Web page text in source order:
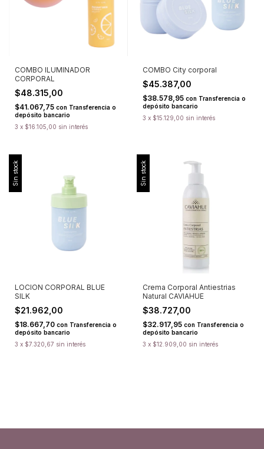
COMBO ILUMINADOR
CORPORAL
$48.315,00
$41.067,75 con Transferencia o
depósito bancario
3 x $16.105,00 sin interés
COMBO City corporal
$45.387,00
$38.578,95 con Transferencia o
depósito bancario
3 x $15.129,00 sin interés
Sin stock
LOCION CORPORAL BLUE
SILK
$21.962,00
$18.667,70 con Transferencia o
depósito bancario
3 x $7.320,67 sin interés
Sin stock
Crema Corporal Antiestrias
Natural CAVIAHUE
$38.727,00
$32.917,95 con Transferencia o
depósito bancario
3 x $12.909,00 sin interés